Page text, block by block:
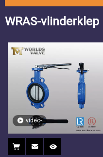
WRAS-vlinderklep
video-